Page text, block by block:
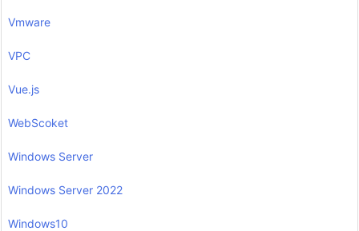
Vmware
VPC
Vue.js
WebScoket
Windows Server
Windows Server 2022
Windows10